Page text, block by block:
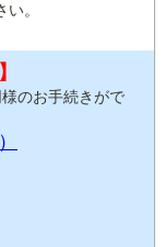
。
のお手続きがで